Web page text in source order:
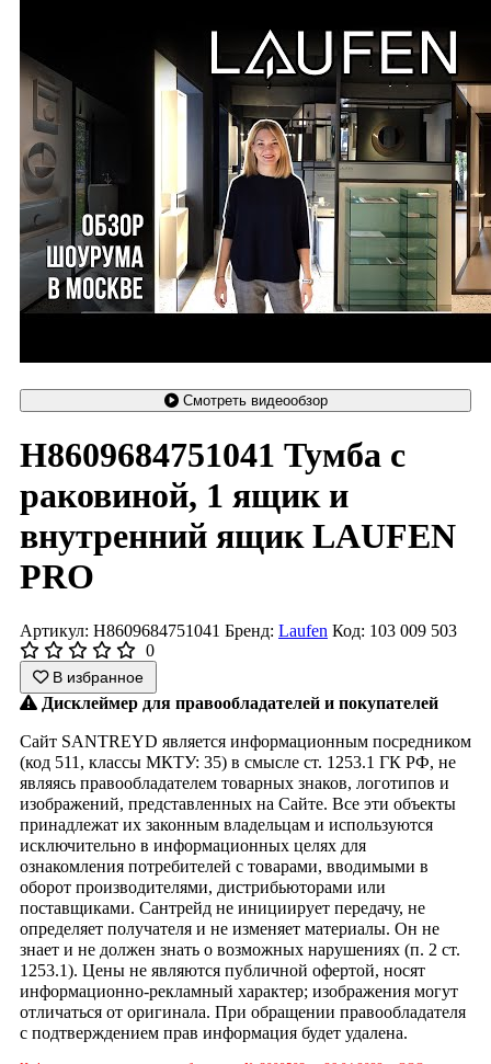
Смотреть видеообзор
H8609684751041 Тумба с
раковиной, 1 ящик и
внутренний ящик LAUFEN
PRO
Артикул: H8609684751041 Бренд: Laufen Код: 103 009 503
0
В избранное
Дисклеймер для правообладателей и покупателей
Сайт SANTREYD является информационным посредником
(код 511, классы МКТУ: 35) в смысле ст. 1253.1 ГК РФ, не
являясь правообладателем товарных знаков, логотипов и
изображений, представленных на Сайте. Все эти объекты
принадлежат их законным владельцам и используются
исключительно в информационных целях для
ознакомления потребителей с товарами, вводимыми в
оборот производителями, дистрибьюторами или
поставщиками. Сантрейд не инициирует передачу, не
определяет получателя и не изменяет материалы. Он не
знает и не должен знать о возможных нарушениях (п. 2 ст.
1253.1). Цены не являются публичной офертой, носят
информационно-рекламный характер; изображения могут
отличаться от оригинала. При обращении правообладателя
с подтверждением прав информация будет удалена.